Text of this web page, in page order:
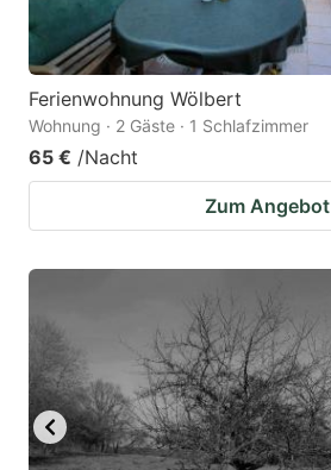
Ferienwohnung Wölbert
Wohnung · 2 Gäste · 1 Schlafzimmer
65 € /Nacht
Zum Angebot